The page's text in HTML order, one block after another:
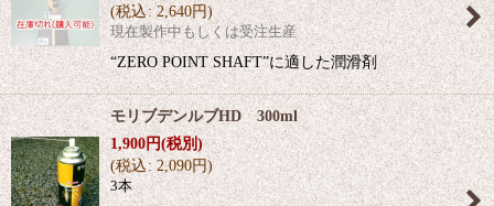
(税込: 2,640円)
現在製作中もしくは受注生産
“ZERO POINT SHAFT”に適した潤滑剤
モリブデンルブHD 300ml
1,900円(税別)
(税込: 2,090円)
3本